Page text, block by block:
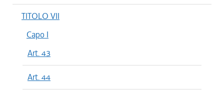
TITOLO VII
Capo I
Art. 43
Art. 44